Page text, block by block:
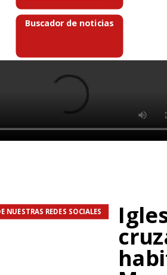
Buscador de noticias
NUESTRAS REDES SOCIALES